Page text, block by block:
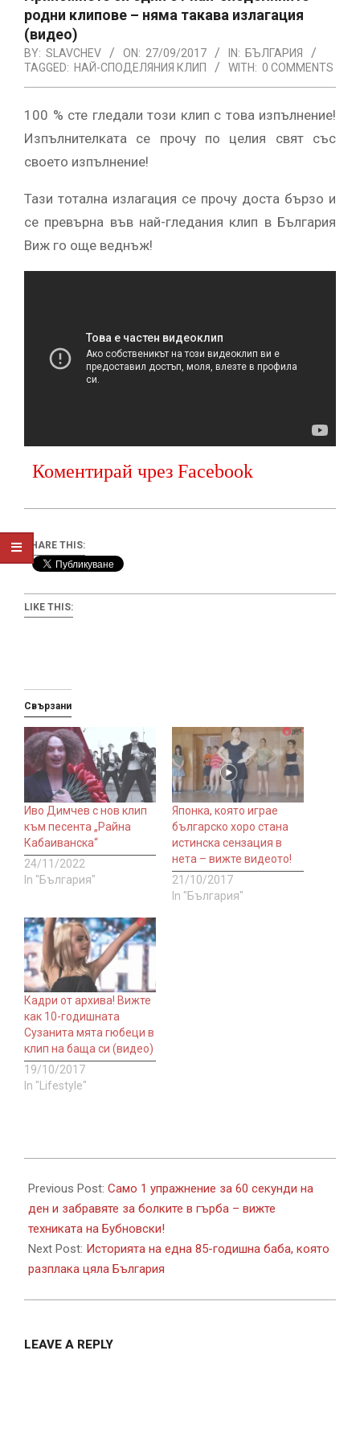
родни клипове – няма такава излагация
(видео)
BY: SLAVCHEV ON: 27/09/2017 IN: БЪЛГАРИЯ
TAGGED: НАЙ-СПОДЕЛЯНИЯ КЛИП WITH: 0 COMMENTS
100 % сте гледали този клип с това изпълнение!
Изпълнителката се прочу по целия свят със
своето изпълнение!
Тази тотална излагация се прочу доста бързо и
се превърна във най-гледания клип в България
Виж го още веднъж!
Коментирай чрез Facebook
SHARE THIS:
LIKE THIS:
Свързани
Иво Димчев с нов клип
към песента „Райна
Кабаиванска“
24/11/2022
In "България"
Японка, която играе
българско хоро стана
истинска сензация в
нета – вижте видеото!
21/10/2017
In "България"
Кадри от архива! Вижте
как 10-годишната
Сузанита мята гюбеци в
клип на баща си (видео)
19/10/2017
In "Lifestyle"
09-
27
Previous Post: Само 1 упражнение за 60 секунди на
ден и забравяте за болките в гърба – вижте
техниката на Бубновски!
Next Post: Историята на една 85-годишна баба, която
разплака цяла България
LEAVE A REPLY